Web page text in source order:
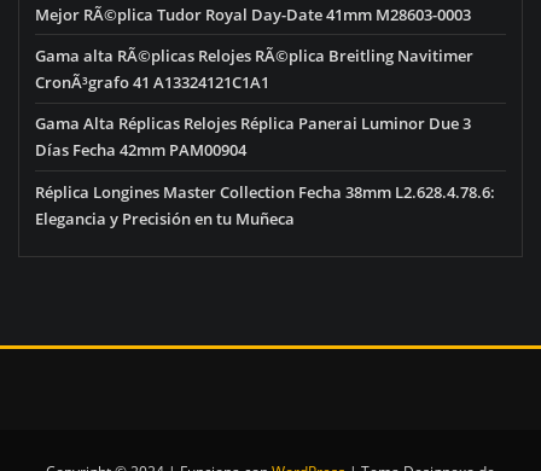
Mejor RÃ©plica Tudor Royal Day-Date 41mm M28603-0003
Gama alta RÃ©plicas Relojes RÃ©plica Breitling Navitimer
CronÃ³grafo 41 A13324121C1A1
Gama Alta Réplicas Relojes Réplica Panerai Luminor Due 3
Días Fecha 42mm PAM00904
Réplica Longines Master Collection Fecha 38mm L2.628.4.78.6:
Elegancia y Precisión en tu Muñeca